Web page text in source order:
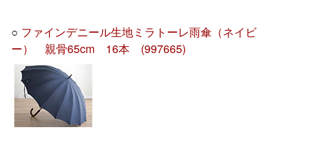
○ ファインデニール生地ミラトーレ雨傘（ネイビ
ー） 親骨65cm 16本 (997665)